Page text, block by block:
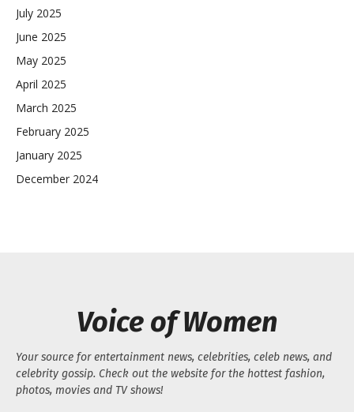
July 2025
June 2025
May 2025
April 2025
March 2025
February 2025
January 2025
December 2024
Voice of Women
Your source for entertainment news, celebrities, celeb news, and
celebrity gossip. Check out the website for the hottest fashion,
photos, movies and TV shows!